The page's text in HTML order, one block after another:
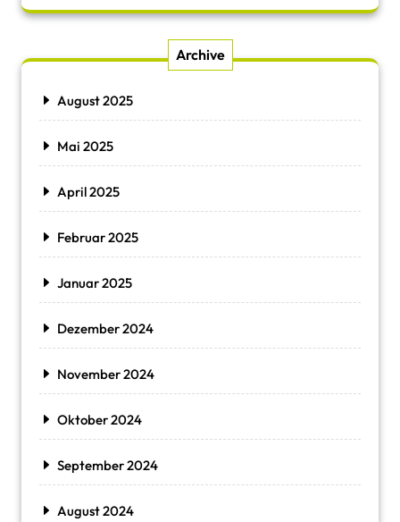
Archive
August 2025
Mai 2025
April 2025
Februar 2025
Januar 2025
Dezember 2024
November 2024
Oktober 2024
September 2024
August 2024